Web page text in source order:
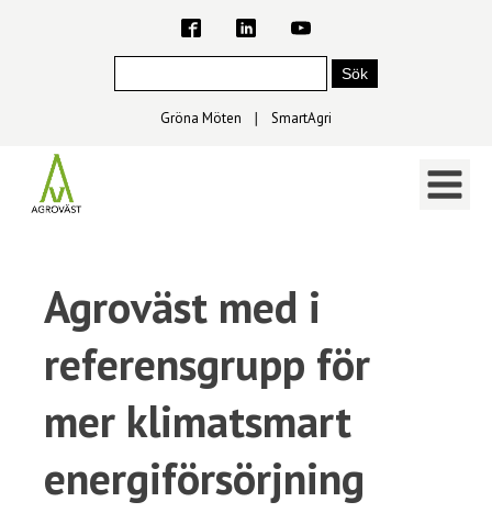
Gröna Möten ∣ SmartAgri
Agroväst med i
referensgrupp för
mer klimatsmart
energiförsörjning